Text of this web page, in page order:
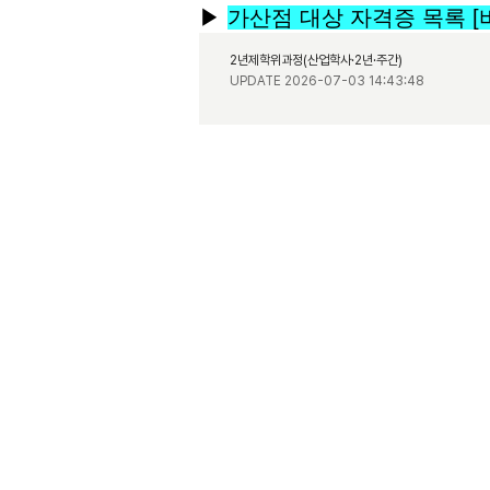
▶ 가산점 대상 자격증 목록 [
2년제학위과정(산업학사·2년·주간)
UPDATE 2026-07-03 14:43:48